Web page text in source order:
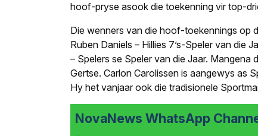
hoof-pryse asook die toekenning vir top-
Die wenners van die hoof-toekennings op
Ruben Daniels – Hillies 7’s-Speler van die
– Spelers se Speler van die Jaar.
Gertse. Carlon Carolissen is aangewys as
Hy het vanjaar ook die tradisionele
NovaNews WhatsApp